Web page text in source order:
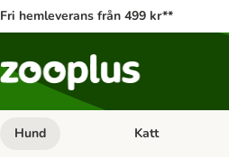
Fri hemleverans från 499 kr**
Hund Open category
Katt